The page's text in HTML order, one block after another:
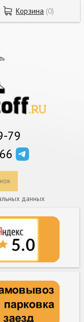
79
данных
Корзина (0)